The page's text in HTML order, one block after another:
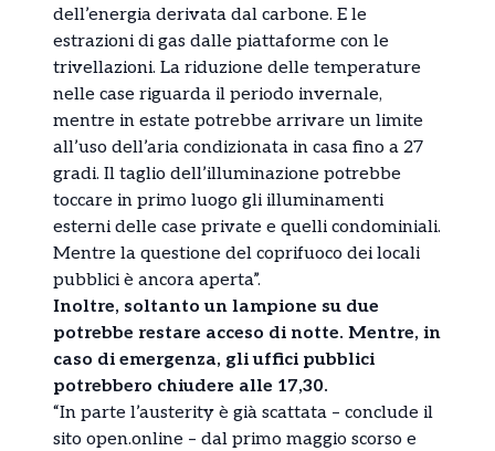
dell’energia derivata dal carbone. E le
estrazioni di gas dalle piattaforme con le
trivellazioni. La riduzione delle temperature
nelle case riguarda il periodo invernale,
mentre in estate potrebbe arrivare un limite
all’uso dell’aria condizionata in casa fino a 27
gradi. Il taglio dell’illuminazione potrebbe
toccare in primo luogo gli illuminamenti
esterni delle case private e quelli condominiali.
Mentre la questione del coprifuoco dei locali
pubblici è ancora aperta”.
Inoltre, soltanto un lampione su due
potrebbe restare acceso di notte. Mentre, in
caso di emergenza, gli uffici pubblici
potrebbero chiudere alle 17,30.
“In parte l’austerity è già scattata – conclude il
sito open.online – dal primo maggio scorso e